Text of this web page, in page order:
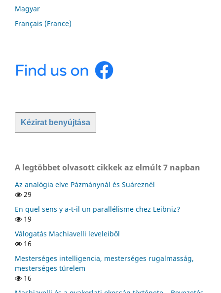
Magyar
Français (France)
Kézirat benyújtása
A legtöbbet olvasott cikkek az elmúlt 7 napban
Az analógia elve Pázmánynál és Suáreznél
29
En quel sens y a-t-il un parallélisme chez Leibniz?
19
Válogatás Machiavelli leveleiből
16
Mesterséges intelligencia, mesterséges rugalmasság,
mesterséges türelem
16